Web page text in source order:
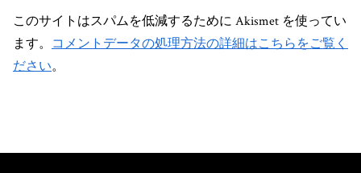
このサイトはスパムを低減するために Akismet を使ってい
ます。 コメントデータの処理方法の詳細はこちらをご覧く
ださい。